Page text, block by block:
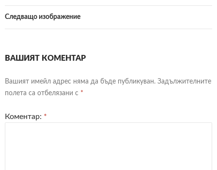
Следващо изображение
ВАШИЯТ КОМЕНТАР
Вашият имейл адрес няма да бъде публикуван. Задължителните
полета са отбелязани с *
Коментар: *